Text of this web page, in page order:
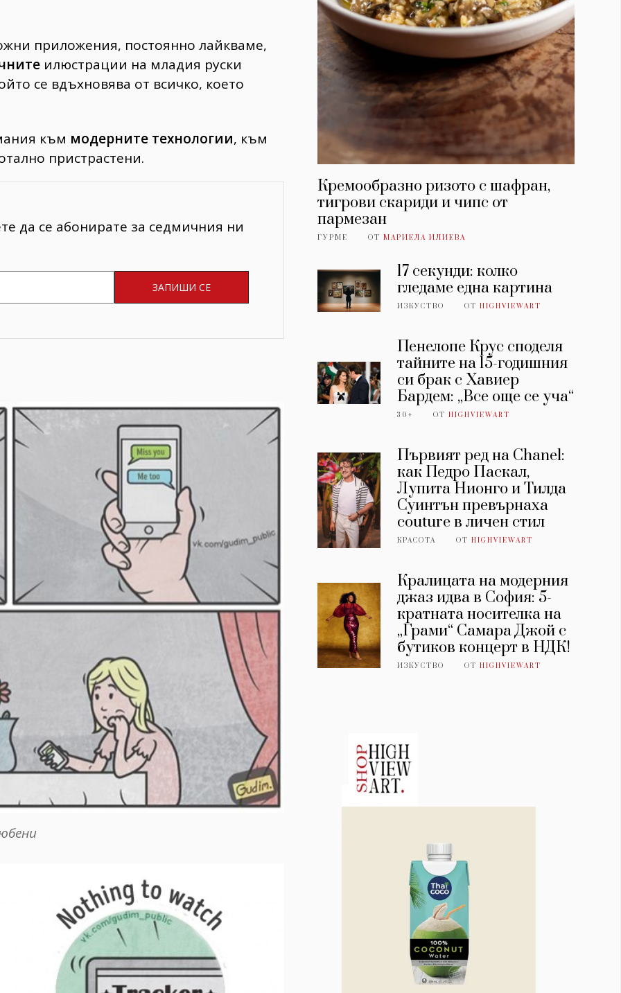
приложения, постоянно лайкваме,
илюстрации на младия руски
се вдъхновява от всичко, което
към модерните технологии, към
пристрастени.
да се абонирате за седмичния ни
Кремообразно ризото с шафран,
тигрови скариди и чипс от
пармезан
ГУРМЕ ОТ МАРИЕЛА ИЛИЕВА
17 секунди: колко
гледаме една картина
ИЗКУСТВО ОТHIGHVIEWART
Пенелопе Крус споделя
тайните на 15-годишния
си брак с Хавиер
Бардем: „Все още се уча“
30+ ОТHIGHVIEWART
Първият ред на Chanel:
как Педро Паскал,
Лупита Нионго и Тилда
Суинтън превърнаха
couture в личен стил
КРАСОТА ОТHIGHVIEWART
Кралицата на модерния
джаз идва в София: 5-
кратната носителка на
„Грами“ Самара Джой с
бутиков концерт в НДК!
ИЗКУСТВО ОТHIGHVIEWART